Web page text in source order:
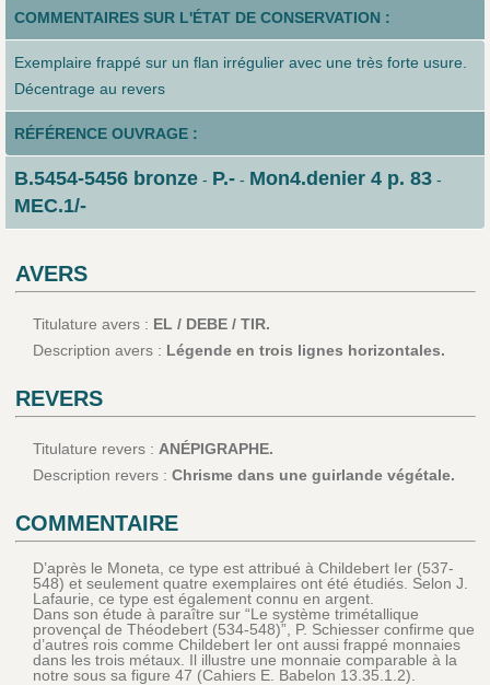
COMMENTAIRES SUR L'ÉTAT DE CONSERVATION :
Exemplaire frappé sur un flan irrégulier avec une très forte usure.
Décentrage au revers
RÉFÉRENCE OUVRAGE :
B.5454-5456 bronze- P.-- Mon4.denier 4 p. 83-
MEC.1/-
AVERS
Titulature avers : EL / DEBE / TIR.
Description avers : Légende en trois lignes horizontales.
REVERS
Titulature revers : ANÉPIGRAPHE.
Description revers : Chrisme dans une guirlande végétale.
COMMENTAIRE
D’après le Moneta, ce type est attribué à Childebert Ier (537-
548) et seulement quatre exemplaires ont été étudiés. Selon J.
Lafaurie, ce type est également connu en argent.
Dans son étude à paraître sur “Le système trimétallique
provençal de Théodebert (534-548)”, P. Schiesser confirme que
d’autres rois comme Childebert Ier ont aussi frappé monnaies
dans les trois métaux. Il illustre une monnaie comparable à la
notre sous sa figure 47 (Cahiers E. Babelon 13.35.1.2).